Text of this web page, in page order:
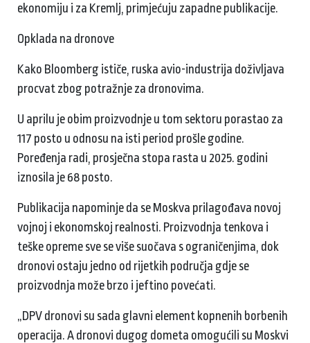
ekonomiju i za Kremlj, primjećuju zapadne publikacije.
Opklada na dronove
Kako Bloomberg ističe, ruska avio-industrija doživljava
procvat zbog potražnje za dronovima.
U aprilu je obim proizvodnje u tom sektoru porastao za
117 posto u odnosu na isti period prošle godine.
Poređenja radi, prosječna stopa rasta u 2025. godini
iznosila je 68 posto.
Publikacija napominje da se Moskva prilagođava novoj
vojnoj i ekonomskoj realnosti. Proizvodnja tenkova i
teške opreme sve se više suočava s ograničenjima, dok
dronovi ostaju jedno od rijetkih područja gdje se
proizvodnja može brzo i jeftino povećati.
„DPV dronovi su sada glavni element kopnenih borbenih
operacija. A dronovi dugog dometa omogućili su Moskvi